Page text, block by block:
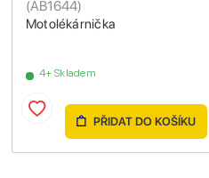
Motolékárnička
(AB1644)
4+ Skladem
PŘIDAT DO KOŠÍKU